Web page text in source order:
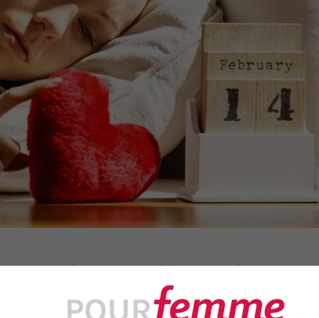
romantica, ma un fenomeno
occasione della festa degli innamorati,